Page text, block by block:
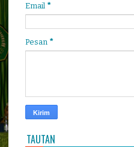
Email *
Pesan *
TAUTAN